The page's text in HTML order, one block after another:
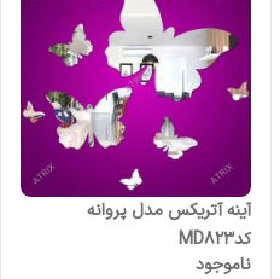
آینه آتریکس مدل پروانه
کدMD823
ناموجود